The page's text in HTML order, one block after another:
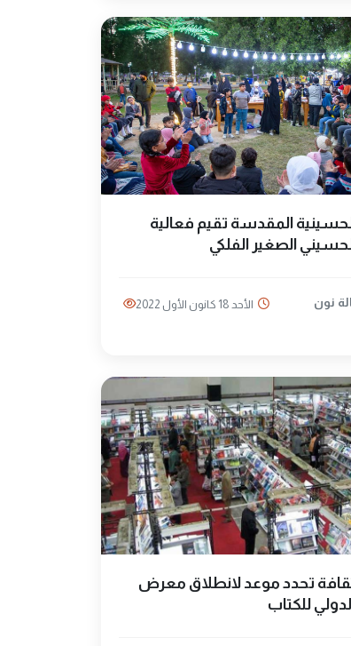
المقدسة تقيم فعالية
الصغير الفلكي
نون الأحد 18 كانون الأول 2022
تحدد موعد لانطلاق معرض
للكتاب